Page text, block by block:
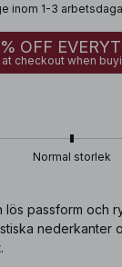
inom 1-3
OFF
checkout when
Normal storlek
lös passform och
nederkanter